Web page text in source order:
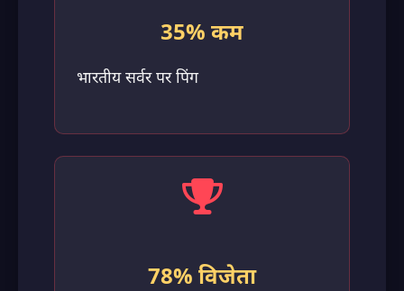
35% कम
भारतीय सर्वर पर पिंग
78% विजेता